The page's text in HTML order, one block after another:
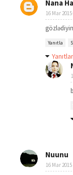
Nana
16 Mar
Yanıtla
Yanıtlar
Nuunu
16 Mar